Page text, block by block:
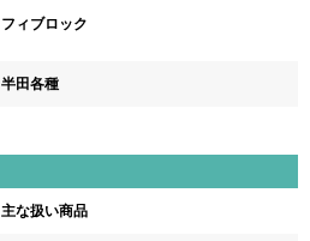
フィブロック
半田各種
主な扱い商品